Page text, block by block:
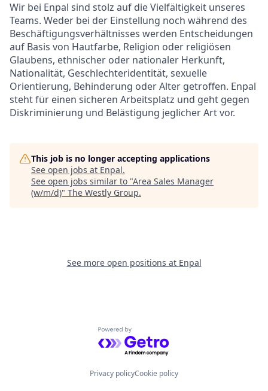
Wir bei Enpal sind stolz auf die Vielfältigkeit unseres
Teams. Weder bei der Einstellung noch während des
Beschäftigungsverhältnisses werden Entscheidungen
auf Basis von Hautfarbe, Religion oder religiösen
Glaubens, ethnischer oder nationaler Herkunft,
Nationalität, Geschlechteridentität, sexuelle
Orientierung, Behinderung oder Alter getroffen. Enpal
steht für einen sicheren Arbeitsplatz und geht gegen
Diskriminierung und Belästigung jeglicher Art vor.
This job is no longer accepting applications
See open jobs at Enpal.
See open jobs similar to "Area Sales Manager
(w/m/d)" The Westly Group.
See more open positions at Enpal
Powered by Getro.com
Privacy policyCookie policy